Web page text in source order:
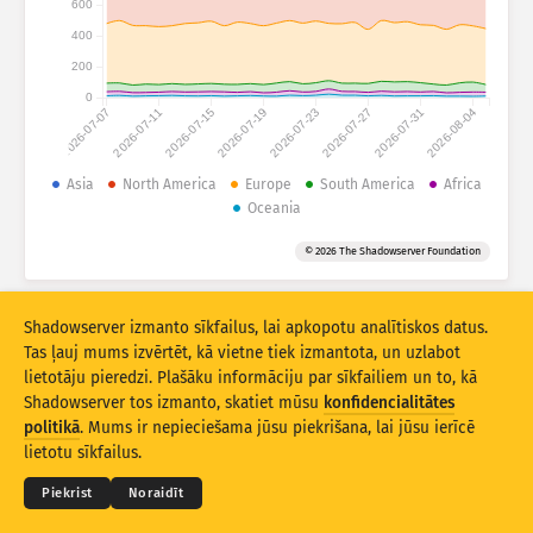
Uzbrukumu statistika: Ierīces
Datu kopa
Robežvērtība
Pārklāta
Atjaunināt Atiestatīt
Lejupielādēt kā PNG
2026-07-072026-07-112026-07-152026-07-192026-07-232026-07-272026-07-312026-08-04
0
200
400
600
Asia North America Europe South America
Africa
Oceania
© 2026 The Shadowserver Foundation
© 2026THE SHADOWSERVER FOUNDATION
Konfidencialitāte un noteikumi
Kontakti
Izstrādātāji
Shadowserver izmanto sīkfailus, lai apkopotu analītiskos datus.
Tas ļauj mums izvērtēt, kā vietne tiek izmantota, un uzlabot
lietotāju pieredzi. Plašāku informāciju par sīkfailiem un to, kā
Shadowserver tos izmanto, skatiet mūsu konfidencialitātes
politikā. Mums ir nepieciešama jūsu piekrišana, lai jūsu ierīcē
lietotu sīkfailus.
Piekrist Noraidīt